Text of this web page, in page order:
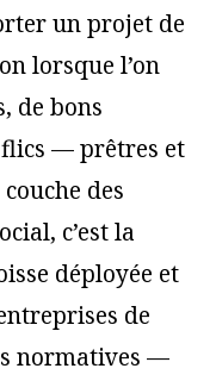
un projet de
lorsque l’on
de bons
flics — prêtres et
des
c’est la
déployée et
de
normatives —